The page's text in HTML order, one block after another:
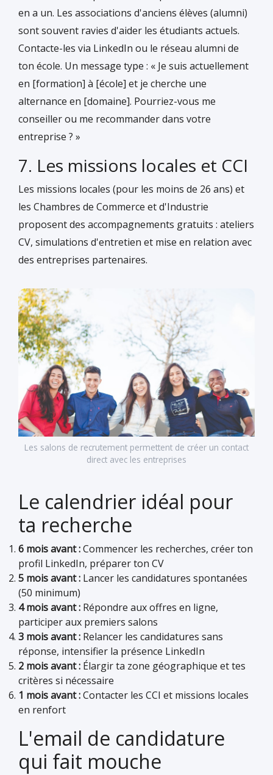
en a un. Les associations d'anciens élèves (alumni)
sont souvent ravies d'aider les étudiants actuels.
Contacte-les via LinkedIn ou le réseau alumni de
ton école. Un message type : « Je suis actuellement
en [formation] à [école] et je cherche une
alternance en [domaine]. Pourriez-vous me
conseiller ou me recommander dans votre
entreprise ? »
7. Les missions locales et CCI
Les missions locales (pour les moins de 26 ans) et
les Chambres de Commerce et d'Industrie
proposent des accompagnements gratuits : ateliers
CV, simulations d'entretien et mise en relation avec
des entreprises partenaires.
Les salons de recrutement permettent de créer un contact
direct avec les entreprises
Le calendrier idéal pour
ta recherche
6 mois avant :Commencer les recherches, créer ton
profil LinkedIn, préparer ton CV
5 mois avant : Lancer les candidatures spontanées
(50 minimum)
4 mois avant : Répondre aux offres en ligne,
participer aux premiers salons
3 mois avant : Relancer les candidatures sans
réponse, intensifier la présence LinkedIn
2 mois avant : Élargir ta zone géographique et tes
critères si nécessaire
1 mois avant :Contacter les CCI et missions locales
en renfort
L'email de candidature
qui fait mouche